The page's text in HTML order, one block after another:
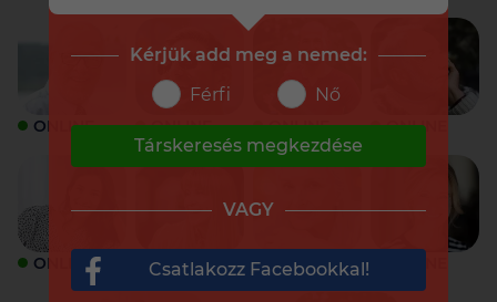
ONLINE ONLINE ONLINE ONLINE
ONLINE ONLINE ONLINE
Kérjük add meg a nemed:
Férfi
Nő
Társkeresés megkezdése
VAGY
Csatlakozz Facebookkal!